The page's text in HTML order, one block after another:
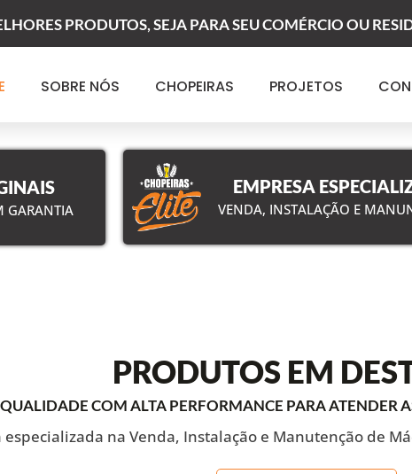
PRODUTOS, SEJA PARA SEU COMÉRCIO OU
SOBRE NÓS CHOPEIRAS PROJETOS
SEJAM BEM-VINDOS À
ESTILO ÚNICO E DESIGN MODERNO
CONHECER PRODUTOS
GARANTIA
EMPRESA
VENDA, INSTALAÇÃO E
PRODUTOS EM
COM ALTA PERFORMANCE PARA ATENDER
especializada na Venda, Instalação e Manutenção de